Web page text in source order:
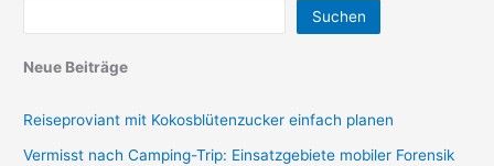
Suchen
Neue Beiträge
Reiseproviant mit Kokosblütenzucker einfach planen
Vermisst nach Camping-Trip: Einsatzgebiete mobiler Forensik